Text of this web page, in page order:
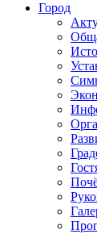
Город